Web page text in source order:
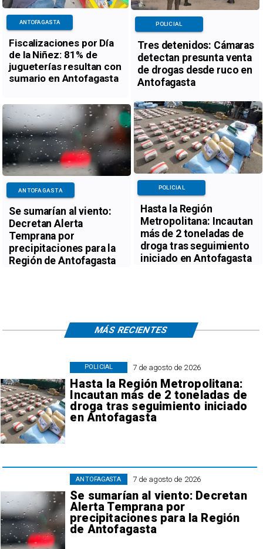
Fiscalizaciones por Día
de la Niñez: 81% de
jugueterías resultan con
sumario en Antofagasta
ANTOFAGASTA
Tres detenidos: Cámaras
detectan presunta venta
de drogas desde ruco en
Antofagasta
POLICIAL
Se sumarían al viento:
Decretan Alerta
Temprana por
precipitaciones para la
Región de Antofagasta
ANTOFAGASTA
Hasta la Región
Metropolitana: Incautan
más de 2 toneladas de
droga tras seguimiento
iniciado en Antofagasta
POLICIAL
7 de agosto de 2026
Hasta la Región Metropolitana:
Incautan más de 2 toneladas de
droga tras seguimiento iniciado
en Antofagasta
POLICIAL
7 de agosto de 2026
Se sumarían al viento: Decretan
Alerta Temprana por
precipitaciones para la Región
de Antofagasta
ANTOFAGASTA
MÁS RECIENTES